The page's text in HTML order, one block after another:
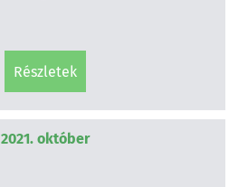
részletek
2021. október